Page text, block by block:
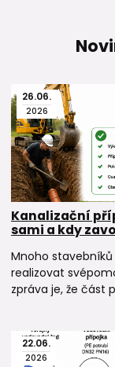
26.06.
2026
Kanalizační
sami a kdy
Mnoho
realizovat
zpráva je, že část
22.06.
2026